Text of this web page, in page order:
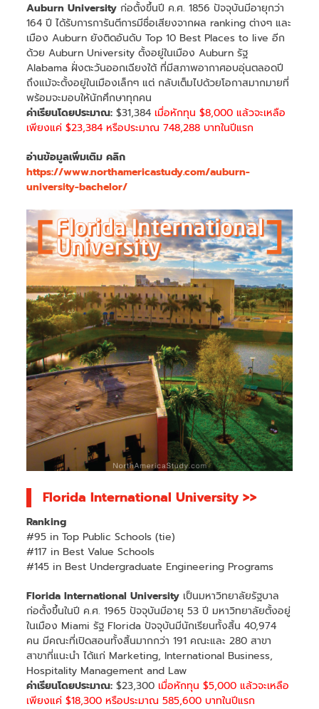
Auburn University ก่อตั้งขึ้นปี ค.ศ. 1856 ปัจจุบันมีอายุกว่า
164 ปี ได้รับการการันตีการมีชื่อเสียงจากผล ranking ต่างๆ และ
เมือง Auburn ยังติดอันดับ Top 10 Best Places to live อีก
ด้วย Auburn University ตั้งอยู่ในเมือง Auburn รัฐ
Alabama ฝั่งตะวันออกเฉียงใต้ ที่มีสภาพอากาศอบอุ่นตลอดปี
ถึงแม้จะตั้งอยู่ในเมืองเล็กๆ แต่ กลับเต็มไปด้วยโอกาสมากมายที่
พร้อมจะมอบให้นักศึกษาทุกคน
ค่าเรียนโดยประมาณ: $31,384 เมื่อหักทุน $8,000 แล้วจะเหลือ
เพียงแค่ $23,384 หรือประมาณ 748,288 บาทในปีแรก
อ่านข้อมูลเพิ่มเติม คลิก
https://www.northamericastudy.com/auburn-
university-bachelor/
Florida International University >>
Ranking
#95 in Top Public Schools (tie)
#117 in Best Value Schools
#145 in Best Undergraduate Engineering Programs
Florida International University เป็นมหาวิทยาลัยรัฐบาล
ก่อตั้งขึ้นในปี ค.ศ. 1965 ปัจจุบันมีอายุ 53 ปี มหาวิทยาลัยตั้งอยู่
ในเมือง Miami รัฐ Florida ปัจจุบันมีนักเรียนทั้งสิ้น 40,974
คน มีคณะที่เปิดสอนทั้งสิ้นมากกว่า 191 คณะและ 280 สาขา
สาขาที่แนะนำ ได้แก่ Marketing, International Business,
Hospitality Management and Law
ค่าเรียนโดยประมาณ: $23,300 เมื่อหักทุน $5,000 แล้วจะเหลือ
เพียงแค่ $18,300 หรือประมาณ 585,600 บาทในปีแรก